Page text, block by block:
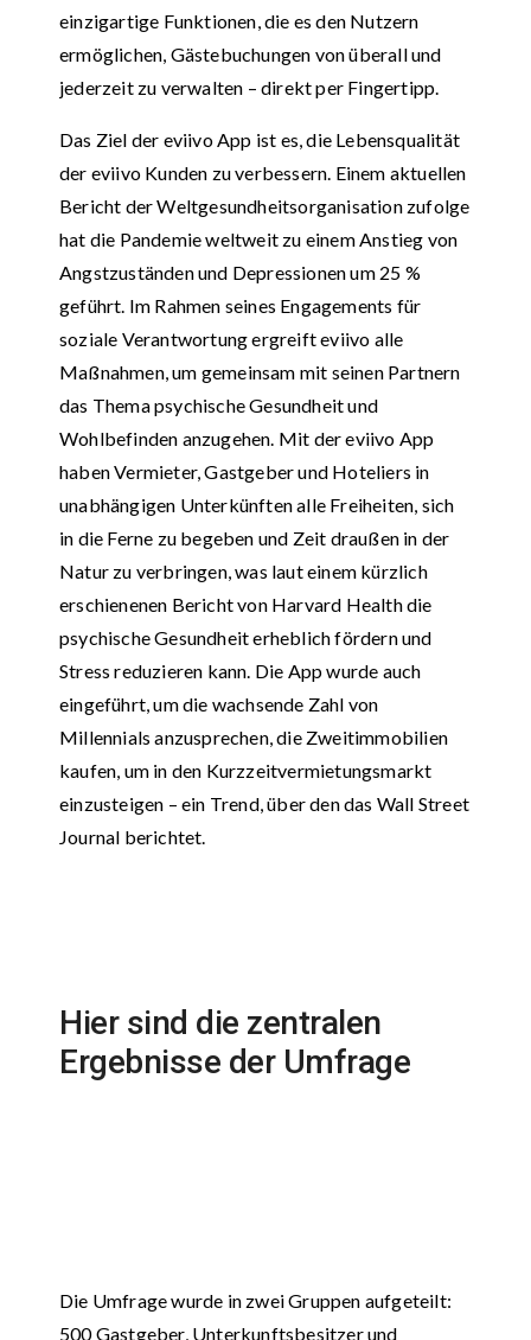
einzigartige Funktionen, die es den Nutzern
ermöglichen, Gästebuchungen von überall und
jederzeit zu verwalten – direkt per Fingertipp.
Das Ziel der eviivo App ist es, die Lebensqualität
der eviivo Kunden zu verbessern. Einem aktuellen
Bericht der Weltgesundheitsorganisation zufolge
hat die Pandemie weltweit zu einem Anstieg von
Angstzuständen und Depressionen um 25 %
geführt. Im Rahmen seines Engagements für
soziale Verantwortung ergreift eviivo alle
Maßnahmen, um gemeinsam mit seinen Partnern
das Thema psychische Gesundheit und
Wohlbefinden anzugehen. Mit der eviivo App
haben Vermieter, Gastgeber und Hoteliers in
unabhängigen Unterkünften alle Freiheiten, sich
in die Ferne zu begeben und Zeit draußen in der
Natur zu verbringen, was laut einem kürzlich
erschienenen Bericht von Harvard Health die
psychische Gesundheit erheblich fördern und
Stress reduzieren kann. Die App wurde auch
eingeführt, um die wachsende Zahl von
Millennials anzusprechen, die Zweitimmobilien
kaufen, um in den Kurzzeitvermietungsmarkt
einzusteigen – ein Trend, über den das Wall Street
Journal berichtet.
Hier sind die zentralen
Ergebnisse der Umfrage
Die Umfrage wurde in zwei Gruppen aufgeteilt:
500 Gastgeber, Unterkunftsbesitzer und